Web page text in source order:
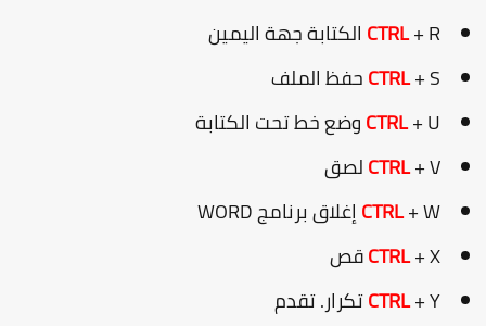
CTRL+ R الكتابة جهة اليمين
CTRL+ S حفظ الملف
CTRL+ U وضع خط تحت الكتابة
CTRL+ V لصق
CTRL+ W إغلاق برنامج WORD
CTRL+ X قص
CTRL+ Y تكرار. تقدم